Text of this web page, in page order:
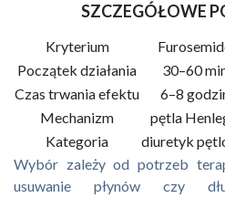
SZCZEGÓŁOWE
Kryterium
Początek działania
30–60
Czas trwania efektu
6–8
Mechanizm
pętla
Kategoria
diuretyk
Wybór zależy od potrzeb
usuwanie płynów czy